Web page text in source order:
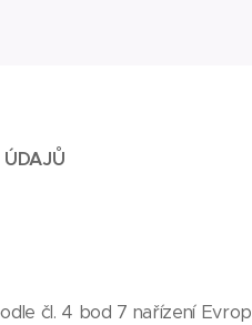
čl. 4 bod 7 nařízení